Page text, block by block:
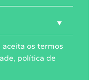
aceita os termos
, política de